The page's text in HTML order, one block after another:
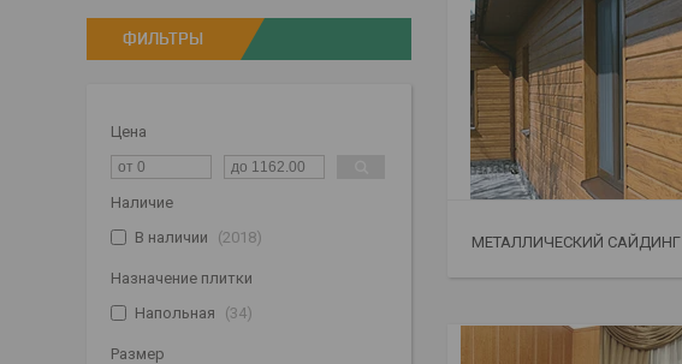
МЕТАЛЛИЧЕСКИЙ САЙДИНГ
ФИЛЬТРЫ
Цена
Наличие
В наличии
2018
Назначение плитки
Напольная
34
Размер